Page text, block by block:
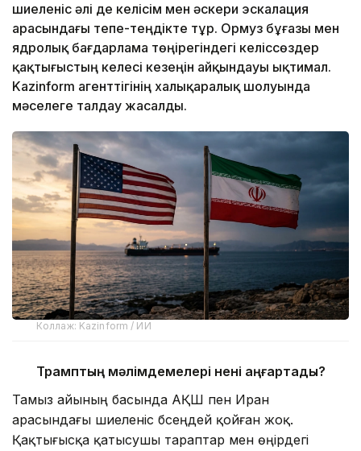
шиеленіс әлі де келісім мен әскери эскалация
арасындағы тепе-теңдікте тұр. Ормуз бұғазы мен
ядролық бағдарлама төңірегіндегі келіссөздер
қақтығыстың келесі кезеңін айқындауы ықтимал.
Kazinform агенттігінің халықаралық шолуында
мәселеге талдау жасалды.
Коллаж: Kazinform / ИИ
Трамптың мәлімдемелері нені аңғартады?
Тамыз айының басында АҚШ пен Иран
арасындағы шиеленіс бәсеңдей қойған жоқ.
Қақтығысқа қатысушы тараптар мен өңірдегі